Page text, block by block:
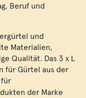
Beruf und
und
Materialien,
Qualität. Das 3 x L
für Gürtel aus der
der Marke